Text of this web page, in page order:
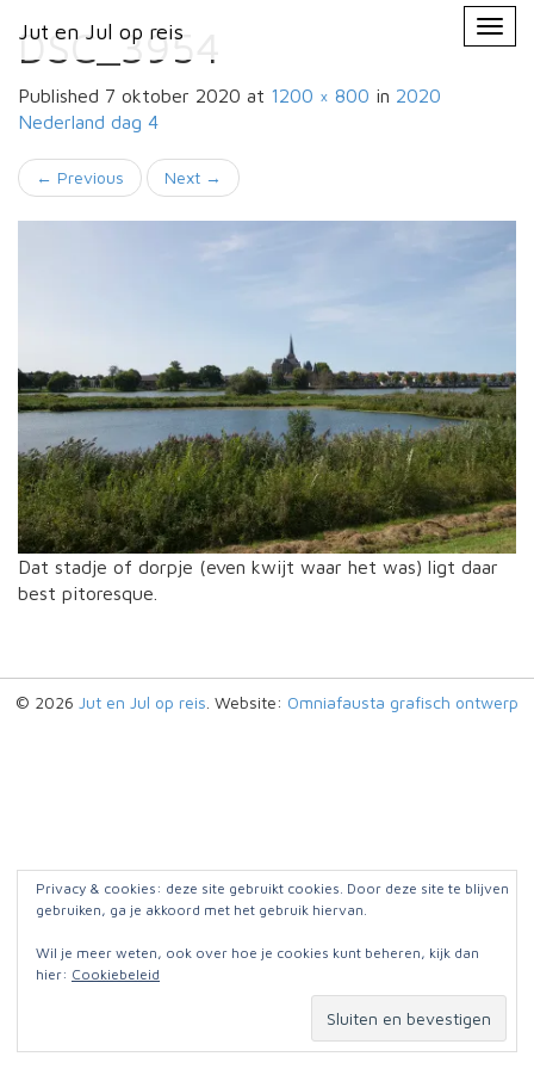
Jut en Jul op reis
Primary
Menu
Jut en Jul op reis
DSC_3954
Published 7 oktober 2020 at 1200 × 800 in 2020
Nederland dag 4
← Previous Next →
Dat stadje of dorpje (even kwijt waar het was) ligt daar
best pitoresque.
© 2026 Jut en Jul op reis . Website: Omniafausta grafisch ontwerp
Privacy & cookies: deze site gebruikt cookies. Door deze site te blijven
gebruiken, ga je akkoord met het gebruik hiervan.
Wil je meer weten, ook over hoe je cookies kunt beheren, kijk dan
hier: Cookiebeleid